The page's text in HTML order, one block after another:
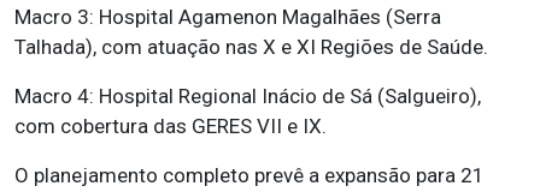
Macro 3: Hospital Agamenon Magalhães (Serra
Talhada), com atuação nas X e XI Regiões de Saúde.
Macro 4: Hospital Regional Inácio de Sá (Salgueiro),
com cobertura das GERES VII e IX.
O planejamento completo prevê a expansão para 21